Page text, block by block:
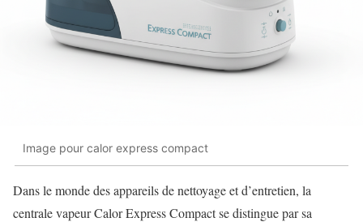
Image pour calor express compact
Dans le monde des appareils de nettoyage et d’entretien, la
centrale vapeur Calor Express Compact se distingue par sa